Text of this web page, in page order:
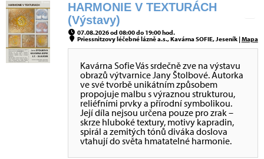
HARMONIE V TEXTURÁCH
(Výstavy)
07.08.2026 od 08:00 do 19:00 hod.
Priessnitzovy léčebné lázně a.s., Kavárna SOFIE, Jeseník |Mapa
Kavárna Sofie Vás srdečně zve na výstavu
obrazů výtvarnice Jany Štolbové. Autorka
ve své tvorbě unikátním způsobem
propojuje malbu s výraznou strukturou,
reliéfními prvky a přírodní symbolikou.
Její díla nejsou určena pouze pro zrak –
skrze hluboké textury, motivy kapradin,
spirál a zemitých tónů diváka doslova
vtahují do světa hmatatelné harmonie.